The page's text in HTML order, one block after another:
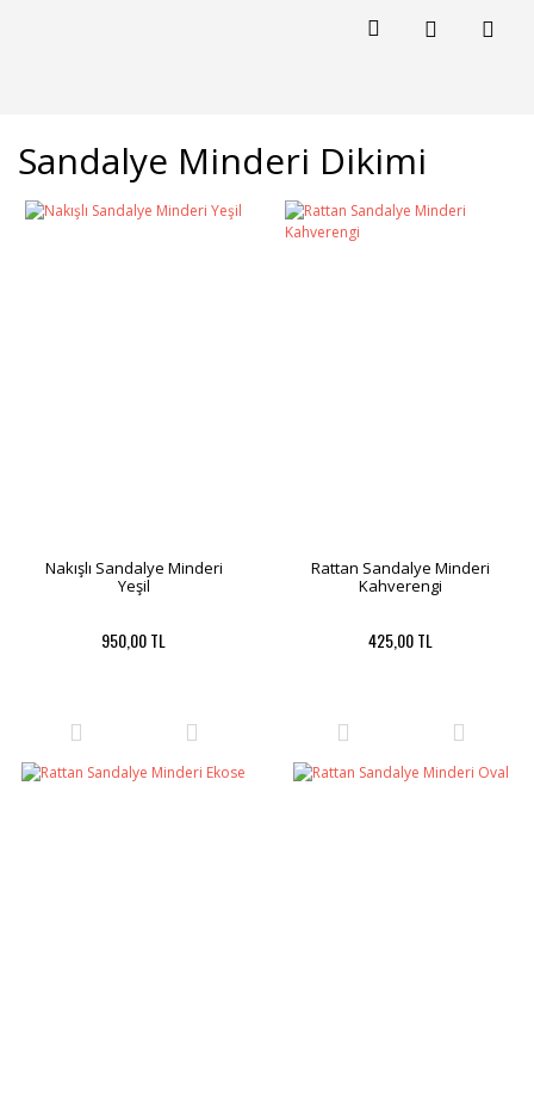
Sandalye Minderi Dikimi
Nakışlı Sandalye Minderi
Yeşil
950,00 TL
Rattan Sandalye Minderi
Kahverengi
425,00 TL